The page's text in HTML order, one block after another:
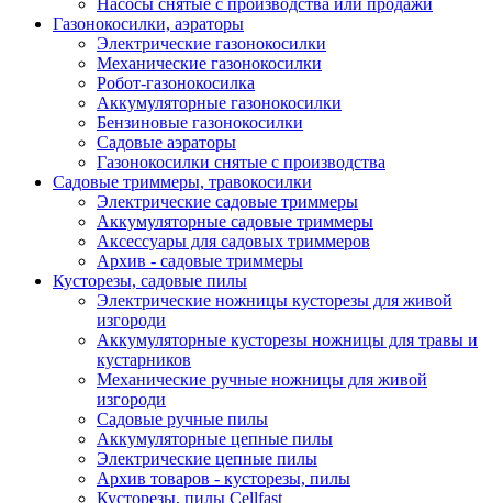
Насосы снятые с производства или продажи
Газонокосилки, аэраторы
Электрические газонокосилки
Механические газонокосилки
Робот-газонокосилка
Аккумуляторные газонокосилки
Бензиновые газонокосилки
Садовые аэраторы
Газонокосилки снятые с производства
Садовые триммеры, травокосилки
Электрические садовые триммеры
Аккумуляторные садовые триммеры
Аксессуары для садовых триммеров
Архив - садовые триммеры
Кусторезы, садовые пилы
Электрические ножницы кусторезы для живой
изгороди
Аккумуляторные кусторезы ножницы для травы и
кустарников
Механические ручные ножницы для живой
изгороди
Садовые ручные пилы
Аккумуляторные цепные пилы
Электрические цепные пилы
Архив товаров - кусторезы, пилы
Кусторезы, пилы Cellfast